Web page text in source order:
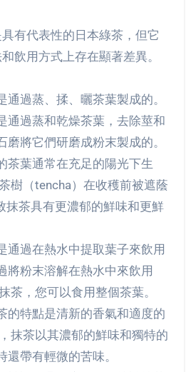
有代表性的日本綠茶，但它
飲用方式上存在顯著差異。
通過蒸、揉、曬茶葉製成的。
通過蒸和乾燥茶葉，去除莖和
磨將它們研磨成粉末製成的。
茶葉通常在充足的陽光下生
樹（tencha）在收穫前被遮蔭
抹茶具有更濃郁的鮮味和更鮮
通過在熱水中提取葉子來飲用
將粉末溶解在熱水中來飲用
茶，您可以食用整個茶葉。
的特點是清新的香氣和適度的
抹茶以其濃郁的鮮味和獨特的
還帶有輕微的苦味。